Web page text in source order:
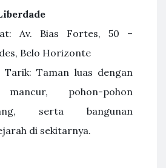
Av. Bias Fortes, 50 –
Belo Horizonte
Tarik: Taman luas dengan
pohon-pohon
serta bangunan
di sekitarnya.